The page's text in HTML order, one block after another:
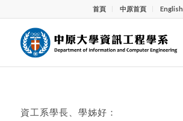
首頁 中原首頁 English
資工系學長、學姊好：